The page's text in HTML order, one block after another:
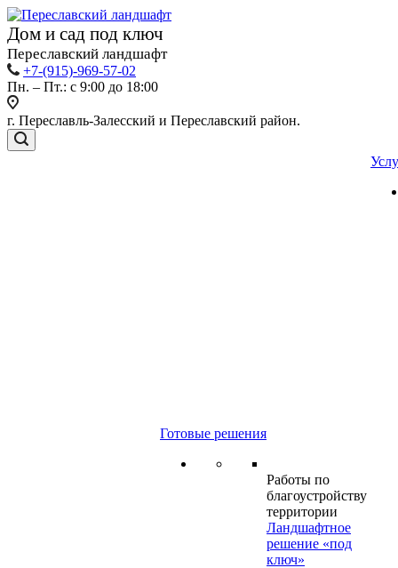
Дом и сад под ключ
Переславский ландшафт
+7-(915)-969-57-02
Пн. – Пт.: с 9:00 до 18:00
г. Переславль-Залесский и Переславский район.
Готовые решения
Работы по
благоустройству
территории
Ландшафтное
решение «под
ключ»